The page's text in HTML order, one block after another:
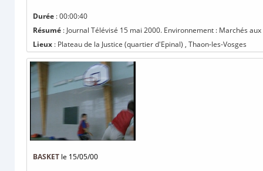
Durée : 00:00:40
Résumé : Journal Télévisé 15 mai 2000. Environnement : Marchés
Lieux : Plateau de la Justice (quartier d'Epinal) , Thaon-les-Vosges
BASKET le 15/05/00